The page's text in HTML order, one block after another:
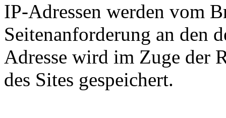
IP-Adressen werden vom
Seitenanforderung an den
Adresse wird im Zuge der
des Sites gespeichert.